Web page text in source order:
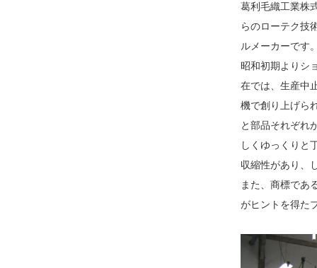
葛利毛織工業株
らのローテク技
ルメーカーです
昭和初期よりシ
在では、生産中
機で創り上げら
と部品それぞれ
しくゆっくりと
収縮性があり、
また、商標であ
がヒントを得た